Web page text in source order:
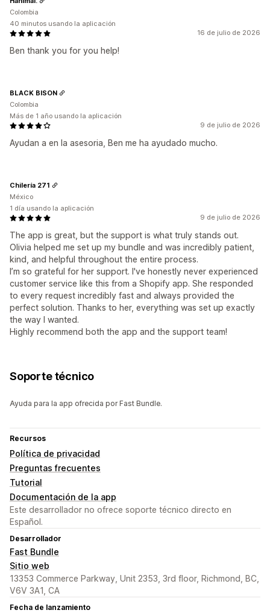
16 de julio de 2026
Ben thank you for you help!
Colombia
40 minutos usando la aplicación
9 de julio de 2026
Ayudan a en la asesoria, Ben me ha ayudado mucho.
BLACK BISON
Colombia
Más de 1 año usando la aplicación
9 de julio de 2026
The app is great, but the support is what truly stands out.
Olivia helped me set up my bundle and was incredibly patient,
kind, and helpful throughout the entire process.
I’m so grateful for her support. I've honestly never experienced
customer service like this from a Shopify app. She responded
to every request incredibly fast and always provided the
perfect solution. Thanks to her, everything was set up exactly
the way I wanted.
Highly recommend both the app and the support team!
Chilería 271
México
1 día usando la aplicación
Soporte técnico
Ayuda para la app ofrecida por Fast Bundle.
Recursos
Política de privacidad
Preguntas frecuentes
Tutorial
Documentación de la app
Este desarrollador no ofrece soporte técnico directo en
Español.
Desarrollador
Fast Bundle
Sitio web
13353 Commerce Parkway, Unit 2353, 3rd floor, Richmond, BC,
V6V 3A1, CA
Fecha de lanzamiento